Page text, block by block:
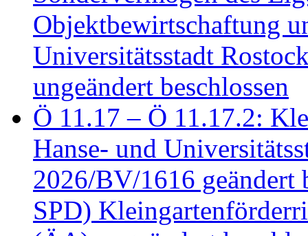
Objektbewirtschaftung
Universitätsstadt
ungeändert beschlossen
Ö 11.17 – Ö 11.17.2:
Hanse- und
2026/BV/1616 geändert
SPD)